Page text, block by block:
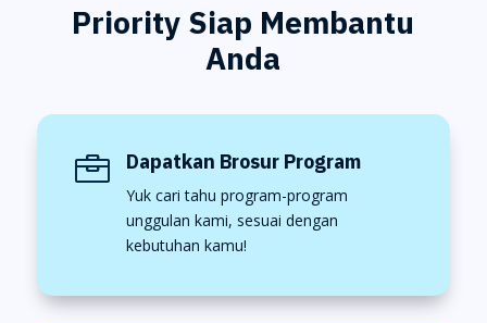
Priority Siap Membantu
Anda
 Dapatkan Brosur Program
Yuk cari tahu program-program
unggulan kami, sesuai dengan
kebutuhan kamu!